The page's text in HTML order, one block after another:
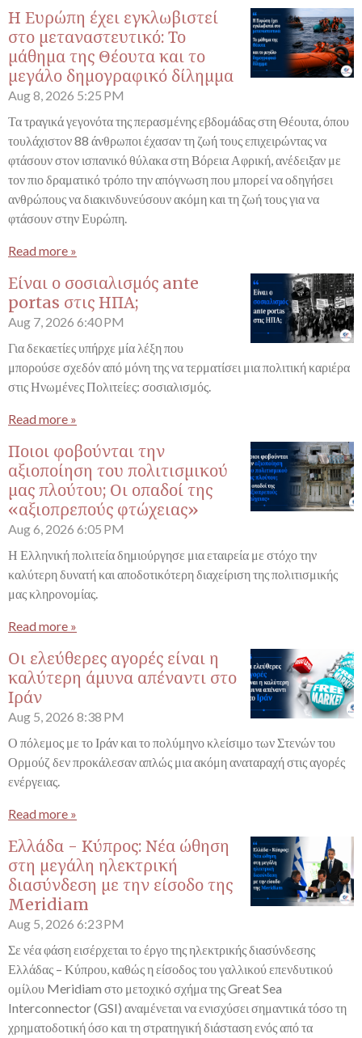
Η Ευρώπη έχει εγκλωβιστεί
στο μεταναστευτικό: Το
μάθημα της Θέουτα και το
μεγάλο δημογραφικό δίλημμα
Aug 8, 2026 5:25 PM
Τα τραγικά γεγονότα της περασμένης εβδομάδας στη Θέουτα, όπου
τουλάχιστον 88 άνθρωποι έχασαν τη ζωή τους επιχειρώντας να
φτάσουν στον ισπανικό θύλακα στη Βόρεια Αφρική, ανέδειξαν με
τον πιο δραματικό τρόπο την απόγνωση που μπορεί να οδηγήσει
ανθρώπους να διακινδυνεύσουν ακόμη και τη ζωή τους για να
φτάσουν στην Ευρώπη.
Read more »
Είναι ο σοσιαλισμός ante
portas στις ΗΠΑ;
Aug 7, 2026 6:40 PM
Για δεκαετίες υπήρχε μία λέξη που
μπορούσε σχεδόν από μόνη της να τερματίσει μια πολιτική καριέρα
στις Ηνωμένες Πολιτείες: σοσιαλισμός.
Read more »
Ποιοι φοβούνται την
αξιοποίηση του πολιτισμικού
μας πλούτου; Οι οπαδοί της
«αξιοπρεπούς φτώχειας»
Aug 6, 2026 6:05 PM
Η Ελληνική πολιτεία δημιούργησε μια εταιρεία με στόχο την
καλύτερη δυνατή και αποδοτικότερη διαχείριση της πολιτισμικής
μας κληρονομίας.
Read more »
Οι ελεύθερες αγορές είναι η
καλύτερη άμυνα απέναντι στο
Ιράν
Aug 5, 2026 8:38 PM
Ο πόλεμος με το Ιράν και το πολύμηνο κλείσιμο των Στενών του
Ορμούζ δεν προκάλεσαν απλώς μια ακόμη αναταραχή στις αγορές
ενέργειας.
Read more »
Ελλάδα - Κύπρος: Νέα ώθηση
στη μεγάλη ηλεκτρική
διασύνδεση με την είσοδο της
Meridiam
Aug 5, 2026 6:23 PM
Σε νέα φάση εισέρχεται το έργο της ηλεκτρικής διασύνδεσης
Ελλάδας – Κύπρου, καθώς η είσοδος του γαλλικού επενδυτικού
ομίλου Meridiam στο μετοχικό σχήμα της Great Sea
Interconnector (GSI) αναμένεται να ενισχύσει σημαντικά τόσο τη
χρηματοδοτική όσο και τη στρατηγική διάσταση ενός από τα